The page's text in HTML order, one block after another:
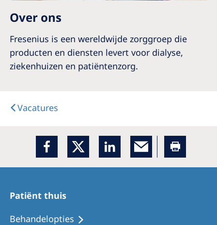
Over ons
Fresenius is een wereldwijde zorggroep die
producten en diensten levert voor dialyse,
ziekenhuizen en patiëntenzorg.
Vacatures
Patiënt thuis
Behandelopties